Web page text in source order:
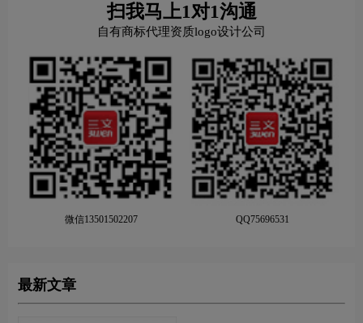
扫我马上1对1沟通
自有商标代理资质logo设计公司
微信13501502207 QQ75696531
最新文章